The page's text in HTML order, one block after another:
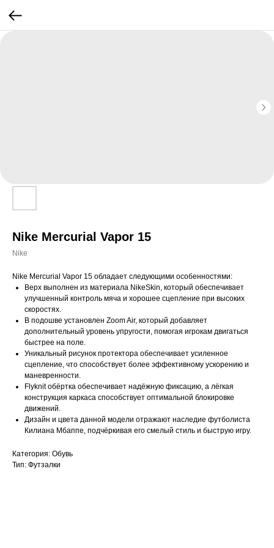
Nike Mercurial Vapor 15
Nike
Nike Mercurial Vapor 15 обладает следующими особенностями:
Верх выполнен из материала NikeSkin, который обеспечивает
улучшенный контроль мяча и хорошее сцепление при высоких
скоростях.
В подошве установлен Zoom Air, который добавляет
дополнительный уровень упругости, помогая игрокам двигаться
быстрее на поле.
Уникальный рисунок протектора обеспечивает усиленное
сцепление, что способствует более эффективному ускорению и
маневренности.
Flyknit обёртка обеспечивает надёжную фиксацию, а лёгкая
конструкция каркаса способствует оптимальной блокировке
движений.
Дизайн и цвета данной модели отражают наследие футболиста
Килиана Мбаппе, подчёркивая его смелый стиль и быструю игру.
Категория: Обувь
Тип: Футзалки